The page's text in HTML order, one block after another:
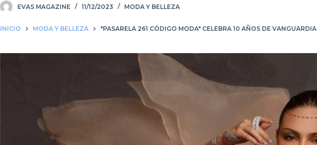
EVAS MAGAZINE 11/12/2023 MODA Y BELLEZA
INICIO MODA Y BELLEZA "PASARELA 261 CÓDIGO MODA" CELEBRA 10 AÑOS DE VANGUARDIA